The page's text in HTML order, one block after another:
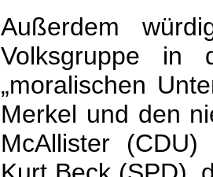
Außerdem
Volksgruppe in
„moralischen
Merkel und den
McAllister